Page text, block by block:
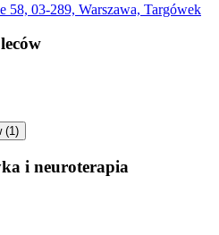
58, 03-289, Warszawa, Targówek
(1)
i neuroterapia